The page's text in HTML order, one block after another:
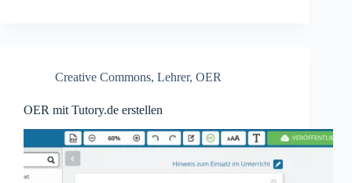
Creative Commons, Lehrer, OER
OER mit Tutory.de erstellen